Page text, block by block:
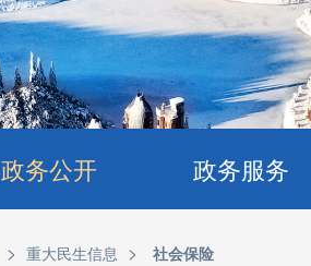
政务公开 政务服务
> 重大民生信息 > 社会保险